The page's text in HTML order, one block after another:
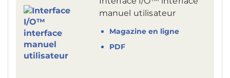
manuel utilisateur
Magazine en ligne
PDF